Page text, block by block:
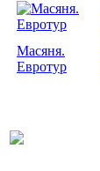
Масяня.
Евротур